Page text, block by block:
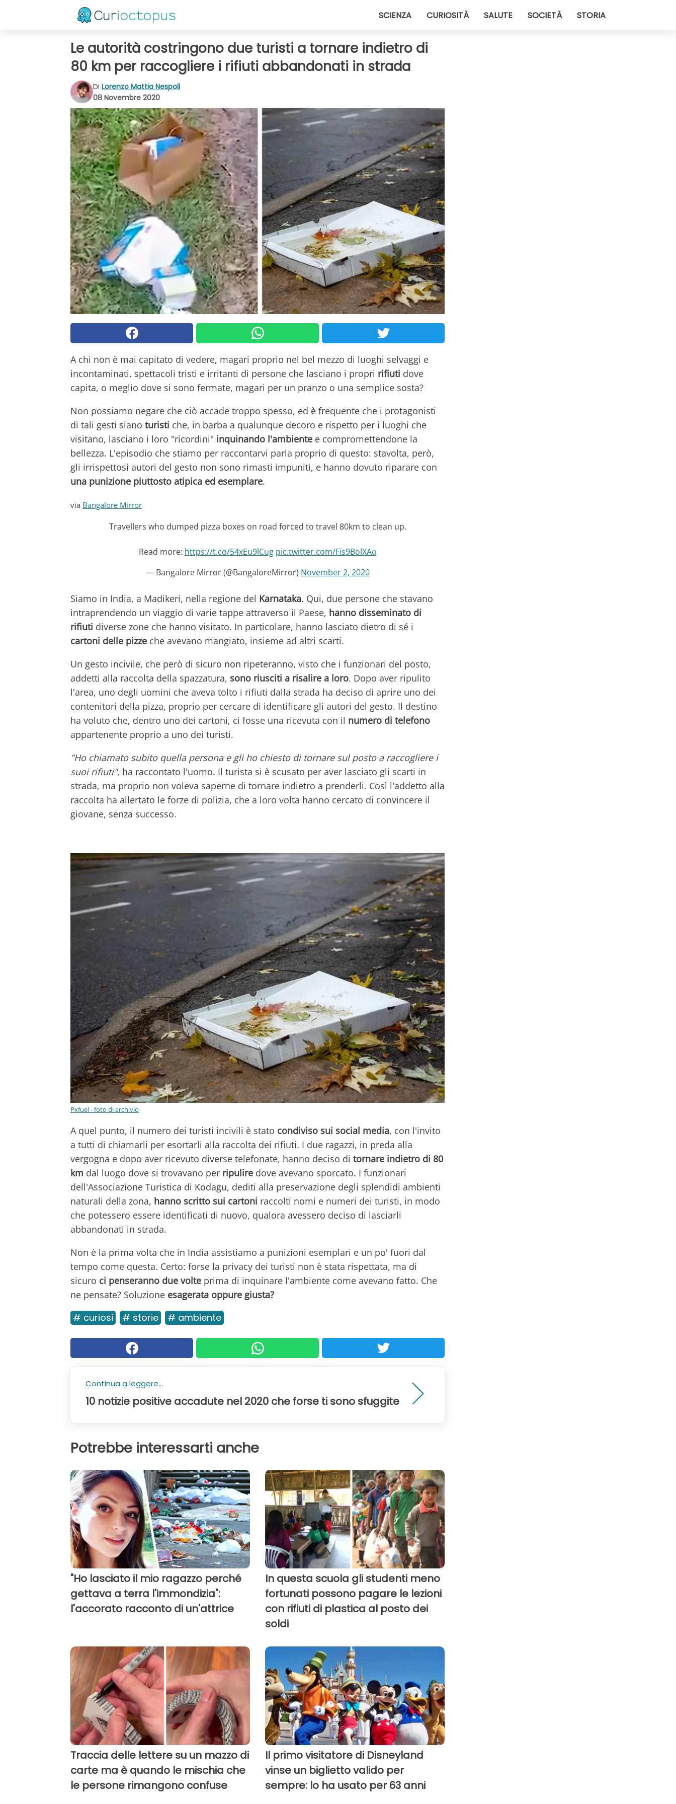
SCIENZA CURIOSITÀ SALUTE SOCIETÀ STORIA
Le autorità costringono due turisti a tornare indietro di
80 km per raccogliere i rifiuti abbandonati in strada
Di Lorenzo Mattia Nespoli
08 Novembre 2020
A chi non è mai capitato di vedere, magari proprio nel bel mezzo di luoghi selvaggi e
incontaminati, spettacoli tristi e irritanti di persone che lasciano i propri rifiuti dove
capita, o meglio dove si sono fermate, magari per un pranzo o una semplice sosta?
Non possiamo negare che ciò accade troppo spesso, ed è frequente che i protagonisti
di tali gesti siano turisti che, in barba a qualunque decoro e rispetto per i luoghi che
visitano, lasciano i loro "ricordini" inquinando l'ambiente e compromettendone la
bellezza. L'episodio che stiamo per raccontarvi parla proprio di questo: stavolta, però,
gli irrispettosi autori del gesto non sono rimasti impuniti, e hanno dovuto riparare con
una punizione piuttosto atipica ed esemplare.
via Bangalore Mirror
Travellers who dumped pizza boxes on road forced to travel 80km to clean up.
Read more: https://t.co/54xEu9lCug pic.twitter.com/Fis9BolXAo
— Bangalore Mirror (@BangaloreMirror) November 2, 2020
Siamo in India, a Madikeri, nella regione del Karnataka. Qui, due persone che stavano
intraprendendo un viaggio di varie tappe attraverso il Paese, hanno disseminato di
rifiuti diverse zone che hanno visitato. In particolare, hanno lasciato dietro di sé i
cartoni delle pizze che avevano mangiato, insieme ad altri scarti.
Un gesto incivile, che però di sicuro non ripeteranno, visto che i funzionari del posto,
addetti alla raccolta della spazzatura, sono riusciti a risalire a loro. Dopo aver ripulito
l'area, uno degli uomini che aveva tolto i rifiuti dalla strada ha deciso di aprire uno dei
contenitori della pizza, proprio per cercare di identificare gli autori del gesto. Il destino
ha voluto che, dentro uno dei cartoni, ci fosse una ricevuta con il numero di telefono
appartenente proprio a uno dei turisti.
"Ho chiamato subito quella persona e gli ho chiesto di tornare sul posto a raccogliere i
suoi rifiuti", ha raccontato l'uomo. Il turista si è scusato per aver lasciato gli scarti in
strada, ma proprio non voleva saperne di tornare indietro a prenderli. Così l'addetto alla
raccolta ha allertato le forze di polizia, che a loro volta hanno cercato di convincere il
giovane, senza successo.
Pxfuel - foto di archivio
A quel punto, il numero dei turisti incivili è stato condiviso sui social media, con l'invito
a tutti di chiamarli per esortarli alla raccolta dei rifiuti. I due ragazzi, in preda alla
vergogna e dopo aver ricevuto diverse telefonate, hanno deciso di tornare indietro di 80
km dal luogo dove si trovavano per ripulire dove avevano sporcato. I funzionari
dell'Associazione Turistica di Kodagu, dediti alla preservazione degli splendidi ambienti
naturali della zona, hanno scritto sui cartoni raccolti nomi e numeri dei turisti, in modo
che potessero essere identificati di nuovo, qualora avessero deciso di lasciarli
abbandonati in strada.
Non è la prima volta che in India assistiamo a punizioni esemplari e un po' fuori dal
tempo come questa. Certo: forse la privacy dei turisti non è stata rispettata, ma di
sicuro ci penseranno due volte prima di inquinare l'ambiente come avevano fatto. Che
ne pensate? Soluzione esagerata oppure giusta?
# curiosi # storie # ambiente
Continua a leggere...
10 notizie positive accadute nel 2020 che forse ti sono sfuggite
Potrebbe interessarti anche
"Ho lasciato il mio ragazzo perché
gettava a terra l'immondizia":
l'accorato racconto di un'attrice
In questa scuola gli studenti meno
fortunati possono pagare le lezioni
con rifiuti di plastica al posto dei
soldi
Traccia delle lettere su un mazzo di
carte ma è quando le mischia che
le persone rimangono confuse
Il primo visitatore di Disneyland
vinse un biglietto valido per
sempre: lo ha usato per 63 anni